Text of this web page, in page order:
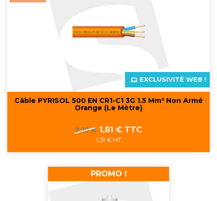
Câble PYRISOL 500 EN CR1-C1 3G 1.5 Mm² Non Armé
Orange (Le Mètre)
Prix
2,10 € Prix
1,81 € TTC
1,51 € HT
EXCLUSIVITÉ WEB !
PROMO !